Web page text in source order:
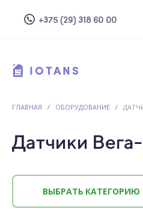
+375 (29) 318 60 00
IOTANS
ГЛАВНАЯ / ОБОРУДОВАНИЕ /
Датчики
ВЫБРАТЬ КАТЕГОРИЮ